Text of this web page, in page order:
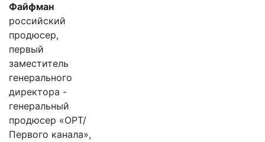
Файфман
российский
продюсер,
первый
заместитель
генерального
директора -
генеральный
продюсер «ОРТ/
Первого канала»,